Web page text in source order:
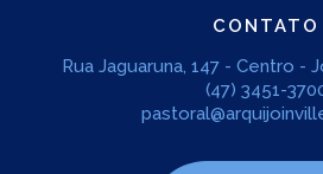
CONTATO
Rua Jaguaruna, 147 - Centro -
(47) 3451-